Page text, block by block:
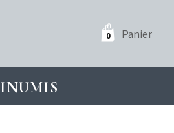
0 Panier
INUMIS